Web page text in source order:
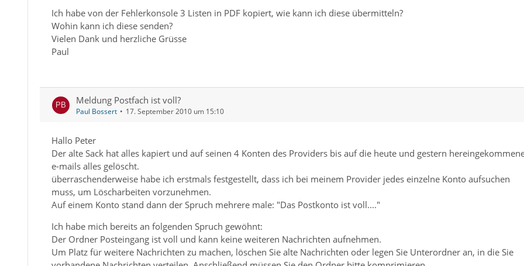
Ich habe von der Fehlerkonsole 3 Listen in PDF kopiert, wie kann ich diese übermitteln?
Wohin kann ich diese senden?
Vielen Dank und herzliche Grüsse
Paul
Meldung Postfach ist voll?
Paul Bossert 17. September 2010 um 15:10
Hallo Peter
Der alte Sack hat alles kapiert und auf seinen 4 Konten des Providers bis auf die heute und gestern
e-mails alles gelöscht.
überraschenderweise habe ich erstmals festgestellt, dass ich bei meinem Provider jedes einzelne Konto aufsuchen
muss, um Löscharbeiten vorzunehmen.
Auf einem Konto stand dann der Spruch mehrere male: "Das Postkonto ist voll...."
Ich habe mich bereits an folgenden Spruch gewöhnt:
Der Ordner Posteingang ist voll und kann keine weiteren Nachrichten aufnehmen.
Um Platz für weitere Nachrichten zu machen, löschen Sie alte Nachrichten oder legen Sie Unterordner an, in die Sie